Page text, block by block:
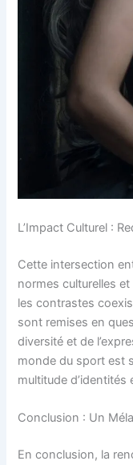
L’Impact Culturel :
Cette intersection
normes culturelles
les contrastes
sont remises en
diversité et de
monde du sport est
multitude d’identités
Conclusion : Un
En conclusion, la